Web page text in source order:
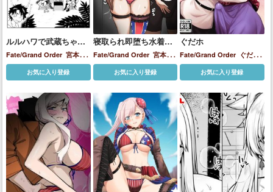
ルルハワで武蔵ちゃん
と謙信さんと～セッッ
しないと出られない特
Fate/Grand Order 宮本武
蔵長尾景虎
お気に入り登録
寝取られ即堕ち水着武
蔵ちゃん
Fate/Grand Order 宮本武
蔵
お気に入り登録
ぐだホ
Fate/Grand Order ぐだ子
宮本武蔵
お気に入り登録